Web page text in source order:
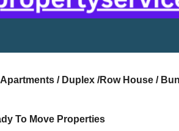
/ Duplex /Row House /
To Move Properties